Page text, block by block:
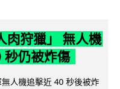
肉狩獵」 無人機
仍被炸傷
人機追擊近 40 秒後被炸